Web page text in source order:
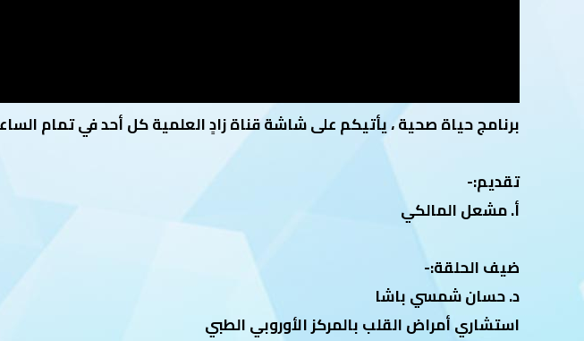
برنامج حياة صحية ، يأتيكم على شاشة قناة زادٍ العلمية كل أحد في تمام الساعة
تقديم:-
أ. مشعل المالكي
ضيف الحلقة:-
د. حسان شمسي باشا
استشاري أمراض القلب بالمركز الأوروبي الطبي